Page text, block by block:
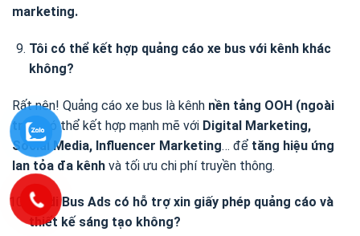
marketing.
Tôi có thể kết hợp quảng cáo xe bus với kênh khác
không?
Rất nên! Quảng cáo xe bus là kênh nền tảng OOH (ngoài
trời)có thể kết hợp mạnh mẽ với Digital Marketing,
Social Media, Influencer Marketing… để tăng hiệu ứng
lan tỏa đa kênh và tối ưu chi phí truyền thông.
Tindi Bus Ads có hỗ trợ xin giấy phép quảng cáo và
thiết kế sáng tạo không?